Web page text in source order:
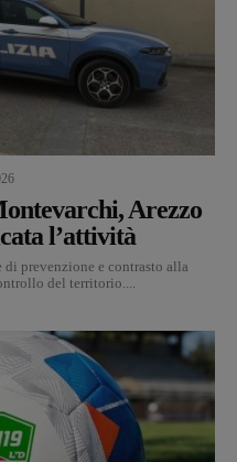
Arezzo
l’attività
prevenzione e contrasto alla
del territorio....